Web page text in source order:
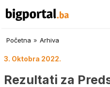
Početna » Arhiva
3. Oktobra 2022.
Rezultati za